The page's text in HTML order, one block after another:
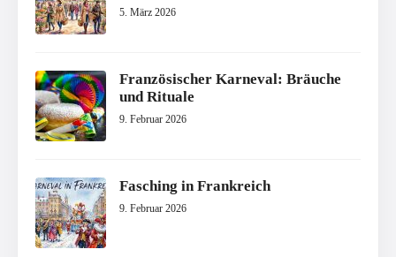
5. März 2026
Französischer Karneval: Bräuche
und Rituale
9. Februar 2026
Fasching in Frankreich
9. Februar 2026